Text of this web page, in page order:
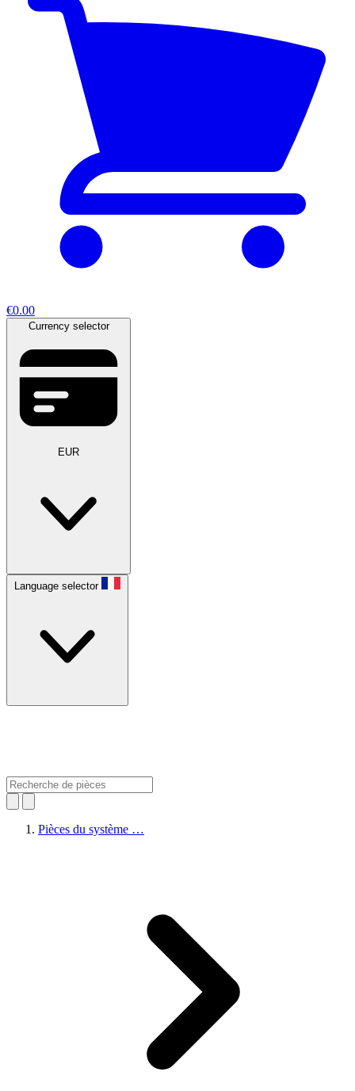
€0.00
Currency selector
EUR
Language selector
Pièces du système …